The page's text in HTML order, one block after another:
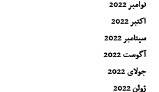
نوامبر 2022
اکتبر 2022
سپتامبر 2022
آگوست 2022
جولای 2022
ژوئن 2022